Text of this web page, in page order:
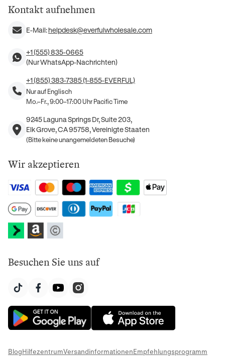
Kontakt aufnehmen
E-Mail:helpdesk@everfulwholesale.com
+1 (555) 835-0665
(Nur WhatsApp-Nachrichten)
+1 (855) 383-7385 (1-855-EVERFUL)
Nur auf Englisch
Mo.–Fr., 9:00–17:00 Uhr Pacific Time
9245 Laguna Springs Dr, Suite 203,
Elk Grove, CA 95758, Vereinigte Staaten
(Bitte keine unangemeldeten Besuche)
Wir akzeptieren
Besuchen Sie uns auf
BlogHilfezentrumVersandinformationenEmpfehlungsprogramm